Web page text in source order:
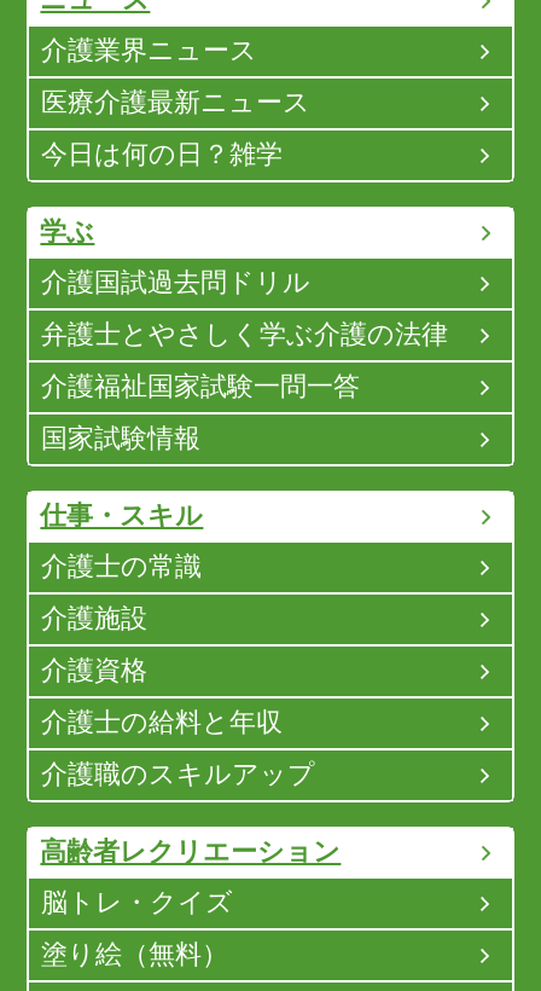
介護業界ニュース
医療介護最新ニュース
今日は何の日？雑学
学ぶ
介護国試過去問ドリル
弁護士とやさしく学ぶ介護の法律
介護福祉国家試験一問一答
国家試験情報
仕事・スキル
介護士の常識
介護施設
介護資格
介護士の給料と年収
介護職のスキルアップ
高齢者レクリエーション
脳トレ・クイズ
塗り絵（無料）